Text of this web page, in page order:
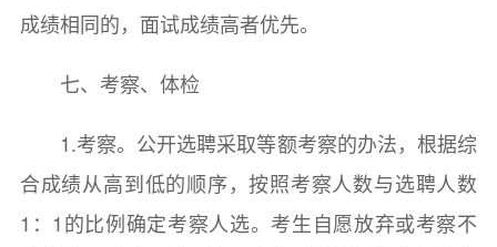
成绩相同的，面试成绩高者优先。
七、考察、体检
1.考察。公开选聘采取等额考察的办法，根据综
合成绩从高到低的顺序，按照考察人数与选聘人数
1：1的比例确定考察人选。考生自愿放弃或考察不